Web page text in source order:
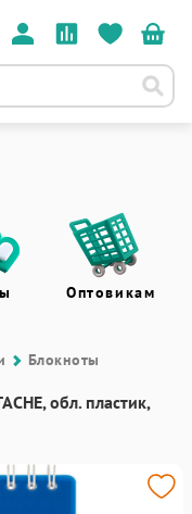
Оптовикам
Блокноты
обл. пластик,